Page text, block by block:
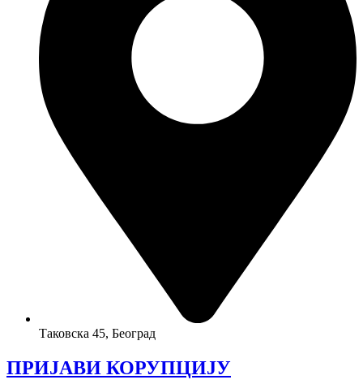
Таковска 45, Београд
ПРИЈАВИ КОРУПЦИЈУ